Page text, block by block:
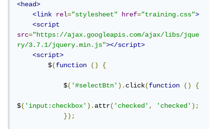
<head>
<link
rel="stylesheet" href="training.css">
<script
src="https://ajax.googleapis.com/ajax/libs/jque
ry/3.7.1/jquery.min.js"></script>
<script>
        $
(function () {
            $
('#selectBtn').click(function () {
$('input:checkbox').attr('checked', 'checked');
});